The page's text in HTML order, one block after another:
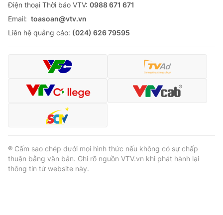
® Cấm sao chép dưới mọi hình thức nếu không có sự chấp
thông tin từ website này.
Ðiện thoại Thời báo VTV: 0988 671 671
Email: toasoan@vtv.vn
Liên hệ quảng cáo: (024) 626 79595
® Cấm sao chép dưới mọi hình thức nếu không có sự chấp
thuận bằng văn bản. Ghi rõ nguồn VTV.vn khi phát hành lại
thông tin từ website này.